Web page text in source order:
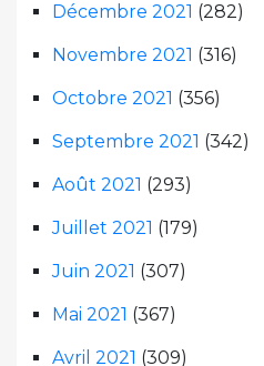
Décembre 2021 (282)
Novembre 2021 (316)
Octobre 2021 (356)
Septembre 2021 (342)
Août 2021 (293)
Juillet 2021 (179)
Juin 2021 (307)
Mai 2021 (367)
Avril 2021 (309)